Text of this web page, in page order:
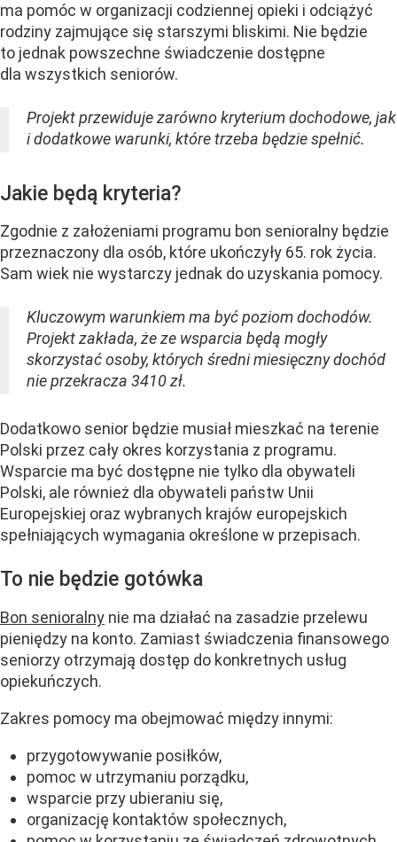
ma pomóc w organizacji codziennej opieki i odciążyć
rodziny zajmujące się starszymi bliskimi. Nie będzie
to jednak powszechne świadczenie dostępne
dla wszystkich seniorów.
Projekt przewiduje zarówno kryterium dochodowe, jak
i dodatkowe warunki, które trzeba będzie spełnić.
Jakie będą kryteria?
Zgodnie z założeniami programu bon senioralny będzie
przeznaczony dla osób, które ukończyły 65. rok życia.
Sam wiek nie wystarczy jednak do uzyskania pomocy.
Kluczowym warunkiem ma być poziom dochodów.
Projekt zakłada, że ze wsparcia będą mogły
skorzystać osoby, których średni miesięczny dochód
nie przekracza 3410 zł.
Dodatkowo senior będzie musiał mieszkać na terenie
Polski przez cały okres korzystania z programu.
Wsparcie ma być dostępne nie tylko dla obywateli
Polski, ale również dla obywateli państw Unii
Europejskiej oraz wybranych krajów europejskich
spełniających wymagania określone w przepisach.
To nie będzie gotówka
Bon senioralny nie ma działać na zasadzie przelewu
pieniędzy na konto. Zamiast świadczenia finansowego
seniorzy otrzymają dostęp do konkretnych usług
opiekuńczych.
Zakres pomocy ma obejmować między innymi:
przygotowywanie posiłków,
pomoc w utrzymaniu porządku,
wsparcie przy ubieraniu się,
organizację kontaktów społecznych,